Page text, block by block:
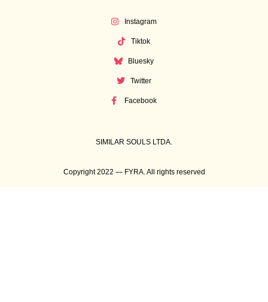
Instagram
Tiktok
Bluesky
Twitter
Facebook
SIMILAR SOULS LTDA.
Copyright 2022 — FYRA. All rights reserved